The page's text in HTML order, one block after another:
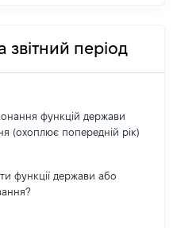
звітний період
функцій держави
(охоплює попередній рік)
функції держави або